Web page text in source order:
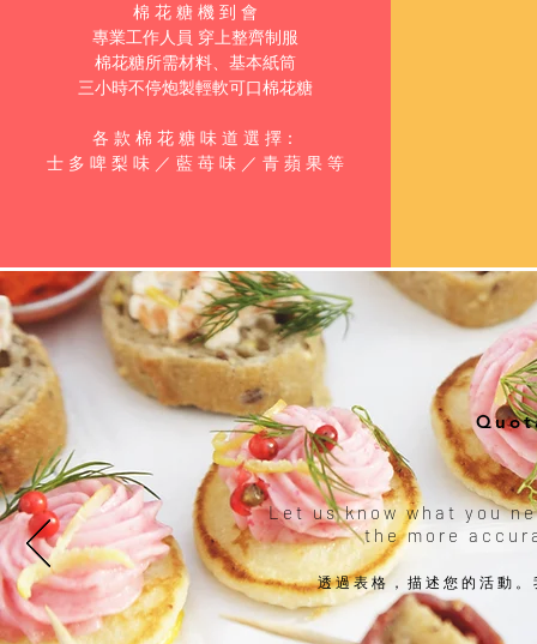
棉 花 糖 機 到 會
專業工作人員 穿上整齊制服
棉花糖所需材料、基本紙筒
三小時不停炮製輕軟可口棉花糖
各 款 棉 花 糖 味 道 選 擇：
士 多 啤 梨 味 ／ 藍 苺 味 ／ 青 蘋 果 等
Let us know what you
the more
透過表格，描述您的活動